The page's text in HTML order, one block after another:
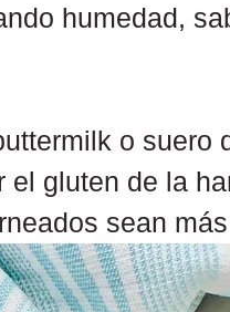
humedad,
o suero
el gluten de la
sean